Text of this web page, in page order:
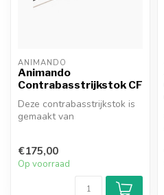
ANIMANDO
Animando
Contrabasstrijkstok CF
Deze contrabasstrijkstok is
gemaakt van
€175,00
Op voorraad